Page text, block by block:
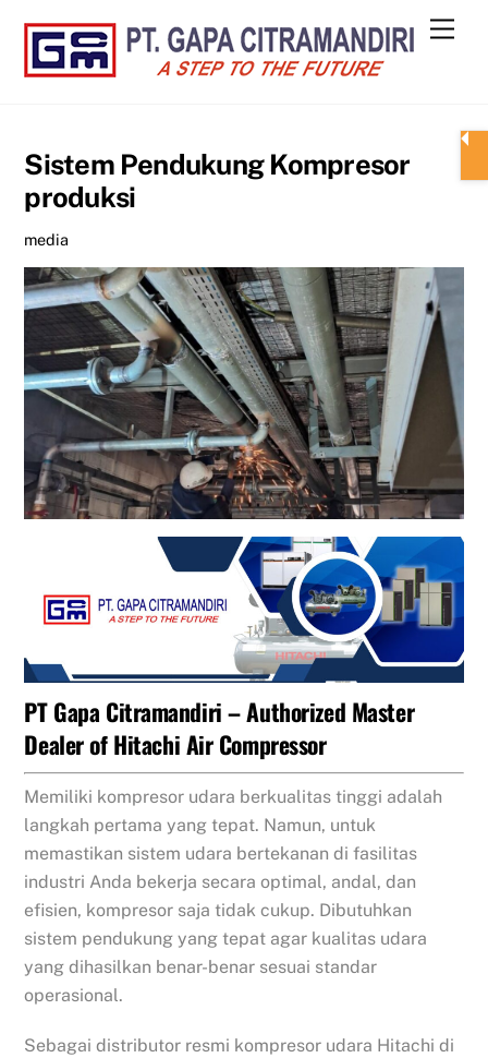
content
Sistem Pendukung Kompresor
produksi
media
PT Gapa Citramandiri – Authorized Master
Dealer ofHitachi Air Compressor
Memiliki kompresor udara berkualitas tinggi adalah
langkah pertama yang tepat. Namun, untuk
memastikan sistem udara bertekanan di fasilitas
industri Anda bekerja secara optimal, andal, dan
efisien, kompresor saja tidak cukup. Dibutuhkan
sistem pendukung yang tepat agar kualitas udara
yang dihasilkan benar-benar sesuai standar
operasional.
Sebagai distributor resmi kompresor udara Hitachi di